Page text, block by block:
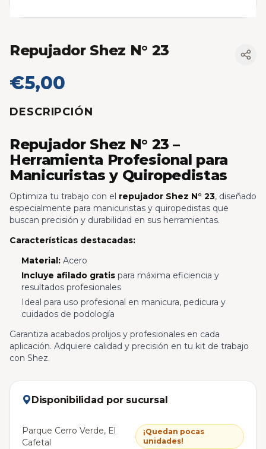
Repujador Shez N° 23
€5,00
DESCRIPCIÓN
Repujador Shez N° 23 –
Herramienta Profesional para
Manicuristas y Quiropedistas
Optimiza tu trabajo con el repujador Shez N° 23, diseñado
especialmente para manicuristas y quiropedistas que
buscan precisión y durabilidad en sus herramientas.
Características destacadas:
Material:Acero
Incluye afilado gratispara máxima eficiencia y
resultados profesionales
Ideal para uso profesional en manicura, pedicura y
cuidados de podología
Garantiza acabados prolijos y profesionales en cada
aplicación. Adquiere calidad y precisión en tu kit de trabajo
con Shez.
Disponibilidad por sucursal
Parque Cerro Verde, El
Cafetal
¡Quedan pocas
unidades!